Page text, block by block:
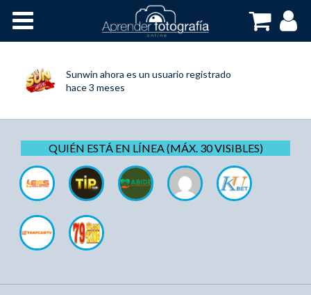
Sunwin ahora es un usuario registrado
hace 3 meses
QUIÉN ESTÁ EN LÍNEA (MÁX. 30 VISIBLES)